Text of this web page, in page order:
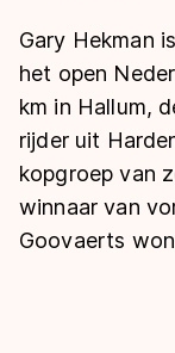
Langebaan
Shorttrack
Inlineskaten
Kunstschaatsen
Schoonrijden
Uitslagen
Langebaan
Shorttrack
Marathon
Inlineskaten
Tijden &
Ranglijsten
Persoonlijke
De weg op
Inschrijven
Gary Hekman
het open
km in Hallum,
rijder uit
kopgroep van
winnaar van
Goovaerts